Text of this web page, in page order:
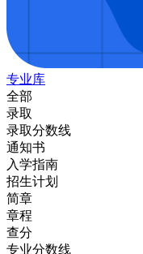
专业库
全部
录取
录取分数线
通知书
入学指南
招生计划
简章
章程
查分
专业分数线